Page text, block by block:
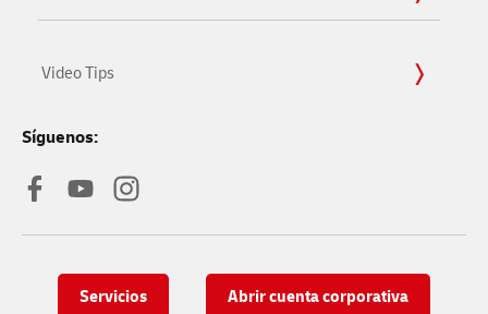
Video Tips
Síguenos:
Servicios Abrir cuenta corporativa